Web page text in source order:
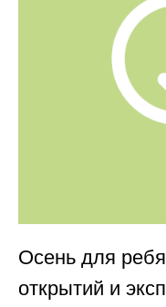
Осень для
открытий и